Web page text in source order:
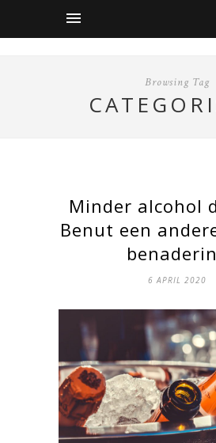
Browsing Tag
Minder alcohol
Benut een
6 APRIL 2020